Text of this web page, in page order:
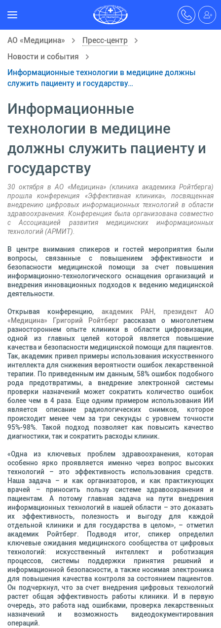
АО «Медицина»
Пресс-центр
Новости и события
Информационные технологии в медицине должны
служить пациенту и государству…
Информационные
технологии в медицине
должны служить пациенту и
государству
30 октября в АО «Медицина» (клиника академика Ройтберга)
прошла конференция «Эффективная клиника», посвященная
внедрению цифровых информационных технологий в области
здравоохранения. Конференция была организована совместно
с Ассоциацией развития медицинских информационных
технологий (АРМИТ).
В центре внимания спикеров и гостей мероприятия были
вопросы, связанные с повышением эффективности и
безопасности медицинской помощи за счет повышения
информационно-технологического оснащения организаций и
внедрения инновационных подходов к ведению медицинской
деятельности.
Открывая конференцию, академик РАН, президент АО
«Медицина» Григорий Ройтберграссказал о многолетнем
разностороннем опыте клиники в области цифровизации,
одной из главных целей которой является повышение
качества и безопасности медицинской помощи для пациентов.
Так, академик привел примеры использования искусственного
интеллекта для снижения вероятности ошибок лекарственной
терапии. По приведенным им данным, 58% ошибок подобного
рода предотвратимы, а внедрение электронной системы
проверки назначений может сократить количество ошибок
более чем в 4 раза. Еще одним примером использования ИИ
является описание радиологических снимков, которое
происходит менее чем за три секунды с уровнем точности
95%-98%. Такой подход позволяет как повысить качество
диагностики, так и сократить расходы клиник.
«Одна из ключевых проблем здравоохранения, которая
особенно ярко проявляется именно через вопрос высоких
технологий – это эффективность использования средств.
Наша задача – и как организаторов, и как практикующих
врачей – приносить пользу системе здравоохранения и
пациентам. А потому главная задача на пути внедрения
информационных технологий в нашей области – это доказать
их эффективность, полезность и выгоду для каждой
отдельной клиники и для государства в целом», – отметил
академик Ройтберг. Подводя итог, спикер определил
ключевые ожидания медицинского сообщества от цифровых
технологий: искусственный интеллект и роботизация
процессов, системы поддержки принятия решений и
информационной безопасности, а также носимая электроника
для повышения качества контроля за состоянием пациентов.
Он подчеркнул, что за счет внедрения цифровых технологий
растет общая эффективность работы клиники. И в первую
очередь, это работа над ошибками, проверка лекарственных
назначений и возможность видеодокументирования
операций.